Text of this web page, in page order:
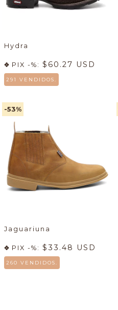
Hydra
PIX -%: $60.27 USD
291 VENDIDOS.
-53%
Jaguariuna
PIX -%: $33.48 USD
260 VENDIDOS.